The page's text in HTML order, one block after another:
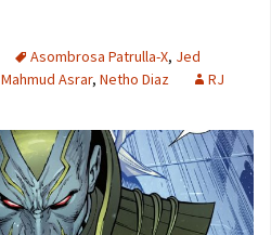
Asombrosa Patrulla-X, Jed
Mahmud Asrar, Netho Diaz
RJ